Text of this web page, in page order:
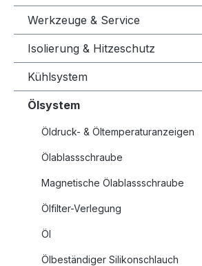
Werkzeuge & Service
Isolierung & Hitzeschutz
Kühlsystem
Ölsystem
Öldruck- & Öltemperaturanzeigen
Ölablassschraube
Magnetische Ölablassschraube
Ölfilter-Verlegung
Öl
Ölbeständiger Silikonschlauch